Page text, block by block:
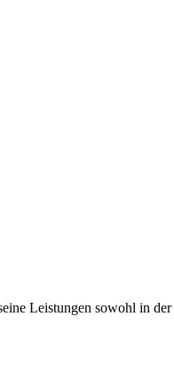
Leistungen sowohl in